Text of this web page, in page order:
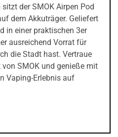
der SMOK Airpen Pod
dem Akkuträger. Geliefert
in einer praktischen 3er
ausreichend Vorrat für
die Stadt hast. Vertraue
SMOK und genieße mit
Vaping-Erlebnis auf